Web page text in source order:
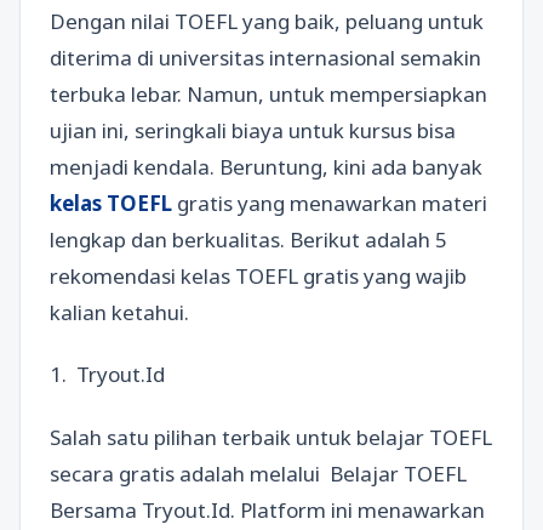
Dengan nilai TOEFL yang baik, peluang untuk
diterima di universitas internasional semakin
terbuka lebar. Namun, untuk mempersiapkan
ujian ini, seringkali biaya untuk kursus bisa
menjadi kendala. Beruntung, kini ada banyak
kelas TOEFL gratis yang menawarkan materi
lengkap dan berkualitas. Berikut adalah 5
rekomendasi kelas TOEFL gratis yang wajib
kalian ketahui.
1. Tryout.Id
Salah satu pilihan terbaik untuk belajar TOEFL
secara gratis adalah melalui Belajar TOEFL
Bersama Tryout.Id. Platform ini menawarkan